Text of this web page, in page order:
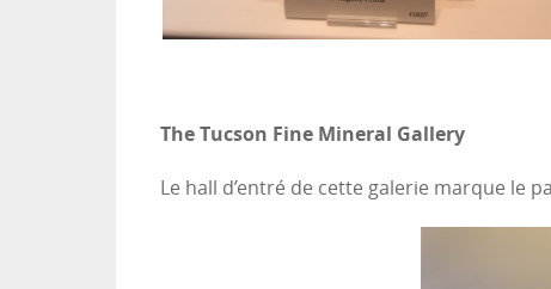
The Tucson Fine Mineral Gallery
Le hall d’entré de cette galerie marque le